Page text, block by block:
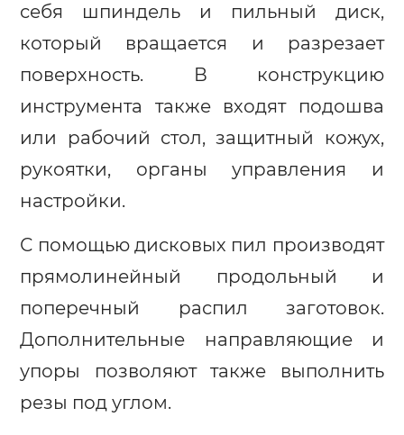
себя шпиндель и пильный диск,
который вращается и разрезает
поверхность. В конструкцию
инструмента также входят подошва
или рабочий стол, защитный кожух,
рукоятки, органы управления и
настройки.
С помощью дисковых пил производят
прямолинейный продольный и
поперечный распил заготовок.
Дополнительные направляющие и
упоры позволяют также выполнить
резы под углом.